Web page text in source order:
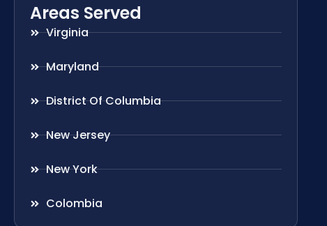
Areas Served
Virginia
Maryland
District Of Columbia
New Jersey
New York
Colombia